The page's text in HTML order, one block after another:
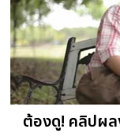
ต้องดู! คลิปผล